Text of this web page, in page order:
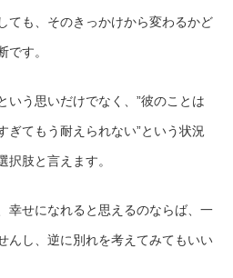
ても、そのきっかけから変わるかど
です。
いう思いだけでなく、”彼のことは
ぎてもう耐えられない”という状況
択肢と言えます。
幸せになれると思えるのならば、一
んし、逆に別れを考えてみてもいい